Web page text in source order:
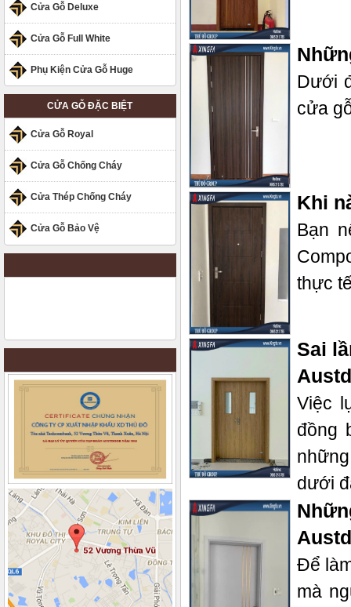
Cửa Gỗ Deluxe
Cửa Gỗ Full White
Phụ Kiện Cửa Gỗ Huge
CỬA GỖ ĐẶC BIỆT
Cửa Gỗ Royal
Cửa Gỗ Chống Cháy
Cửa Thép Chống Cháy
Cửa Gỗ Bảo Vệ
Dưới
cửa
Khi
Bạn
thực
Sai
Việc
đồng
dưới
Để
mà